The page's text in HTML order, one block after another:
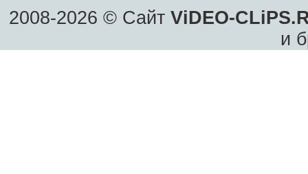
2008-2026 © Сайт ViDEO-
и